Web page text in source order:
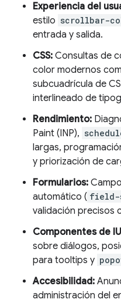
Experiencia del
estilo scrollbar-
entrada y salida.
CSS: Consultas de
color modernos
subcuadrícula de
interlineado de
Rendimiento:
Paint (INP),
largas,
y priorización de
Formularios:
automático ( field-
validación precisos
Componentes de
sobre diálogos,
para tooltips y
Accesibilidad:
administración del